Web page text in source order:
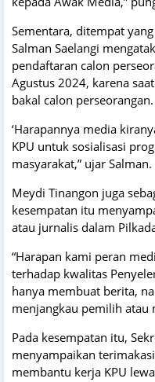
Sementara, ditempat
Salman Saelangi
pendaftaran calon
Agustus 2024, karena
bakal calon perseorangan.
‘Harapannya media
KPU untuk sosialisasi
masyarakat,” ujar Salman.
Meydi Tinangon juga
kesempatan itu
atau jurnalis dalam
“Harapan kami peran
terhadap kwalitas
hanya membuat berita,
menjangkau pemilih atau
Pada kesempatan itu,
menyampaikan
membantu kerja KPU